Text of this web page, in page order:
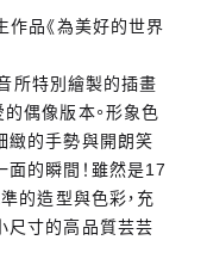
作品《為美好的世界
所特別繪製的插畫
偶像版本。形象色
緻的手勢與開朗笑
的瞬間！雖然是17
的造型與色彩，充
尺寸的高品質芸芸